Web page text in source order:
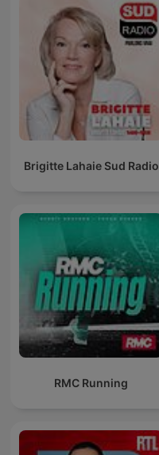
Brigitte Lahaie Sud Radio
RMC Running